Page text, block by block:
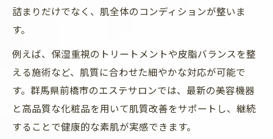
詰まりだけでなく、肌全体のコンディションが整いま
す。
例えば、保湿重視のトリートメントや皮脂バランスを整
える施術など、肌質に合わせた細やかな対応が可能で
す。群馬県前橋市のエステサロンでは、最新の美容機器
と高品質な化粧品を用いて肌質改善をサポートし、継続
することで健康的な素肌が実感できます。